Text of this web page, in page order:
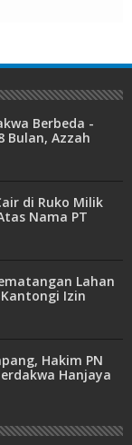
Berbeda -
Bulan, Azzah
6 Bulan
di Ruko Milik
Nama PT
Lahan
Izin
Hakim PN
Hanjaya